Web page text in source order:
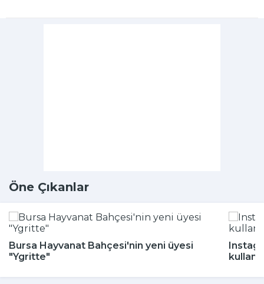
Öne Çıkanlar
Bursa Hayvanat Bahçesi'nin yeni üyesi
"Ygritte"